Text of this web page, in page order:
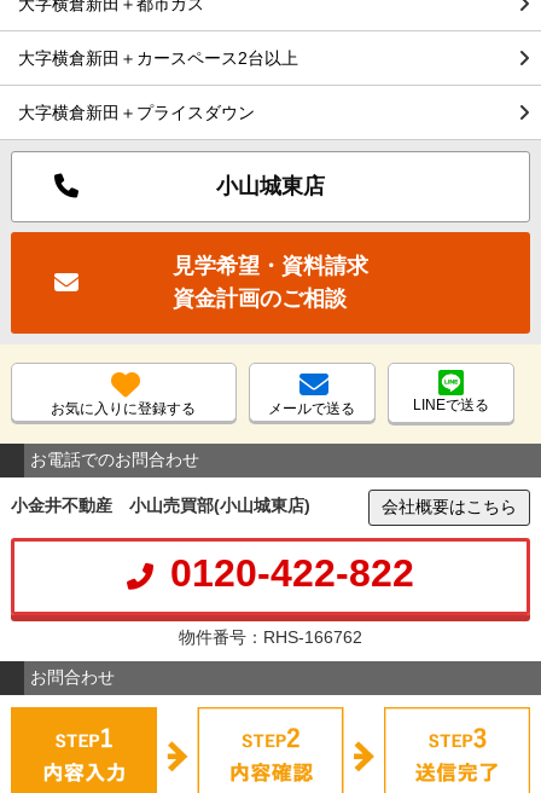
大字横倉新田＋カースペース2台以上
大字横倉新田＋プライスダウン
小山城東店
見学希望・資料請求
資金計画のご相談
お気に入りに登録する メールで送る LINEで送る
お電話でのお問合わせ
小金井不動産 小山売買部(小山城東店) 会社概要はこちら
0120-422-822
物件番号：RHS-166762
お問合わせ